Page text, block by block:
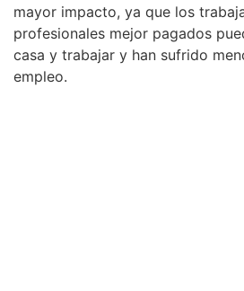
mayor impacto, ya que los
profesionales mejor pagados
casa y trabajar y han sufrido
empleo.